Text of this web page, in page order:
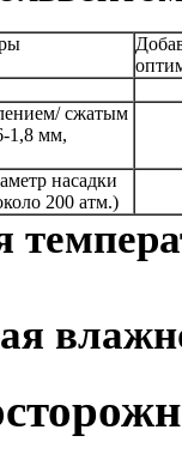
сжатым
1,8 мм,
насадки
200 атм.)